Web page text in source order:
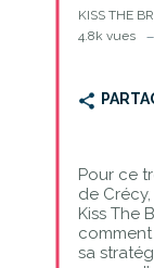
KISS THE
4.8k vues
Pour ce
de
Kiss The
sa